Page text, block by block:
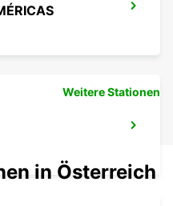
Weitere Stationen
in Österreich